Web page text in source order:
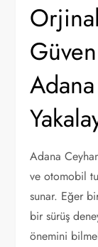
Adana
ve otomobil
sunar. Eğer
bir sürüş
önemini